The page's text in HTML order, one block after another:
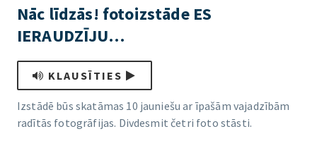
Nāc līdzās! fotoizstāde ES
IERAUDZĪJU…
KLAUSĪTIES
Izstādē būs skatāmas 10 jauniešu ar īpašām vajadzībām
radītās fotogrāfijas. Divdesmit četri foto stāsti.